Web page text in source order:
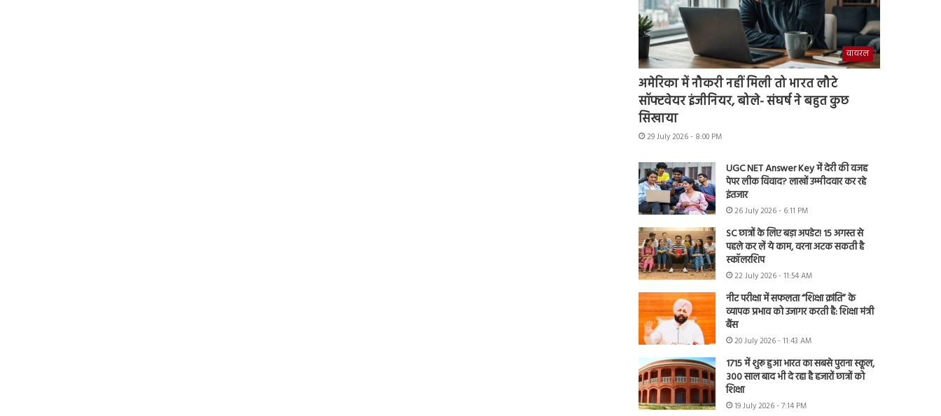
वायरल
अमेरिका में नौकरी नहीं मिली तो भारत लौटे
सॉफ्टवेयर इंजीनियर, बोले- संघर्ष ने बहुत कुछ
सिखाया
29 July 2026 - 8:00 PM
UGC NET Answer Key में देरी की वजह
पेपर लीक विवाद? लाखों उम्मीदवार कर रहे
इंतजार
26 July 2026 - 6:11 PM
SC छात्रों के लिए बड़ा अपडेट! 15 अगस्त से
पहले कर लें ये काम, वरना अटक सकती है
स्कॉलरशिप
22 July 2026 - 11:54 AM
नीट परीक्षा में सफलता “शिक्षा क्रांति” के
व्यापक प्रभाव को उजागर करती है: शिक्षा मंत्री
बैंस
20 July 2026 - 11:43 AM
1715 में शुरू हुआ भारत का सबसे पुराना स्कूल,
300 साल बाद भी दे रहा है हजारों छात्रों को
शिक्षा
19 July 2026 - 7:14 PM